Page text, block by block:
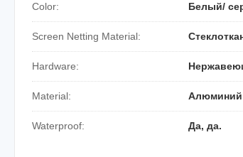
Color: Белый/
Screen Netting Material:
Hardware:
Material: Алюминий
Waterproof: Да, да.